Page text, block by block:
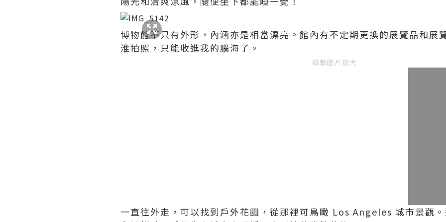
博物館不只有外形，內涵亦是相當漂亮。館內有不定期更換的展覽品和展
淮拍照，只能收進我的腦海了。
點擊圖片放大
一直往外走，可以找到戶外花園，從那裡可鳥瞰 Los Angeles 城市景觀